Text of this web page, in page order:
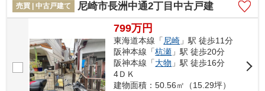
売買 | 中古戸建て 尼崎市長洲中通2丁目中古戸建
799万円
東海道本線「 尼崎 」駅 徒歩11分
阪神本線「杭瀬 」駅 徒歩20分
阪神本線「大物 」駅 徒歩16分
4ＤＫ
建物面積：50.56㎡（15.29坪）